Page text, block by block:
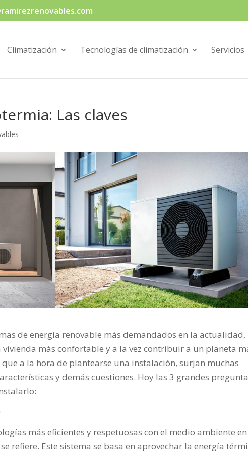
Climatización Tecnologías de climatización Servicios
Las claves
de energía renovable más demandados en la actualidad,
más confortable y a la vez contribuir a un planeta
a la hora de plantearse una instalación, surjan muchas
y demás cuestiones. Hoy las 3 grandes
más eficientes y respetuosas con el medio ambiente en
refiere. Este sistema se basa en aprovechar la energía